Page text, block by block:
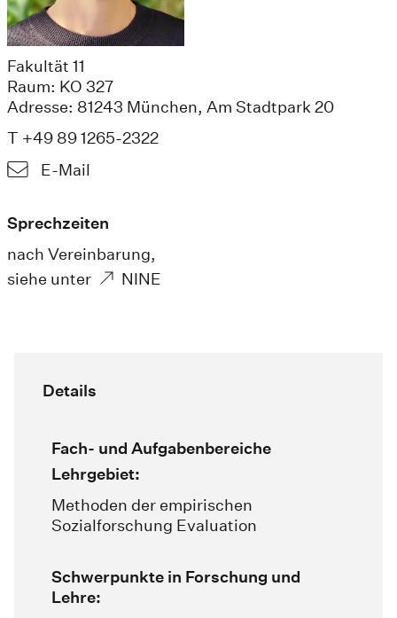
Fakultät 11
Raum: KO 327
Adresse: 81243 München, Am Stadtpark 20
T +49 89 1265-2322
E-Mail
Sprechzeiten
nach Vereinbarung,
siehe unter
NINE
Details
Fach- und Aufgabenbereiche
Lehrgebiet:
Methoden der empirischen
Sozialforschung Evaluation
Schwerpunkte in Forschung und
Lehre: